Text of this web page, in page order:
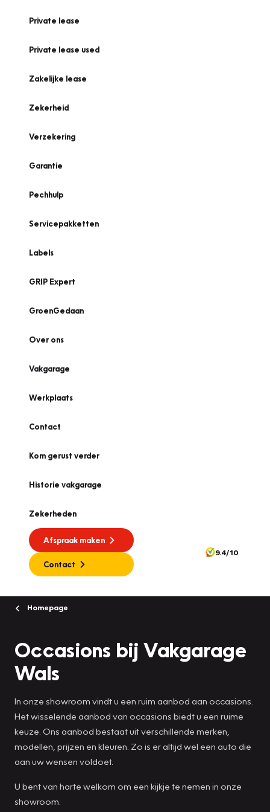
Private lease
Private lease used
Zakelijke lease
Zekerheid
Verzekering
Garantie
Pechhulp
Servicepakketten
Labels
GRIP Expert
GroenGedaan
Over ons
Vakgarage
Werkplaats
Contact
Kom gerust verder
Historie vakgarage
Zekerheden
Afspraak maken
Contact
9.4/10
Homepage
Occasions bij Vakgarage
Wals
In onze showroom vindt u een ruim aanbod aan occasions.
Het wisselende aanbod van occasions biedt u een ruime
keuze. Ons aanbod bestaat uit verschillende merken,
modellen, prijzen en kleuren. Zo is er altijd wel een auto die
aan uw wensen voldoet.
U bent van harte welkom om een kijkje te nemen in onze
showroom.